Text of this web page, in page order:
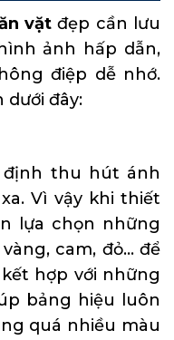
vặt đẹp cần lưu
ảnh hấp dẫn,
điệp dễ nhớ.
đây:
định thu hút ánh
Vì vậy khi thiết
lựa chọn những
cam, đỏ… để
hợp với những
bảng hiệu luôn
quá nhiều màu